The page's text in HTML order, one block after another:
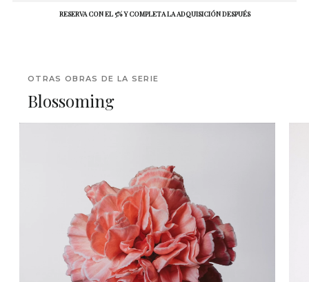
RESERVA CON EL 5% Y COMPLETA LA ADQUISICIÓN DESPUÉS
OTRAS OBRAS DE LA SERIE
Blossoming